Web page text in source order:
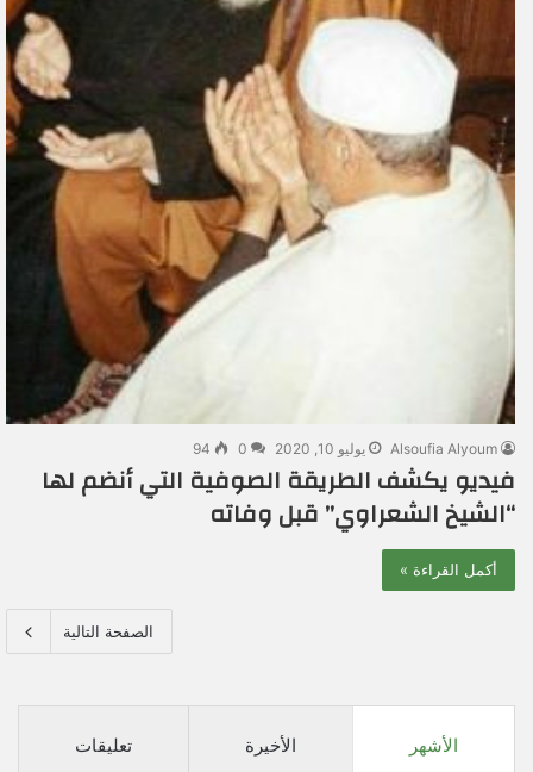
Alsoufia Alyoum يوليو 10, 2020 0
94
فيديو يكشف الطريقة الصوفية التي أنضم لها
“الشيخ الشعراوي” قبل وفاته
أكمل القراءة »
الصفحة التالية
الأشهر الأخيرة تعليقات